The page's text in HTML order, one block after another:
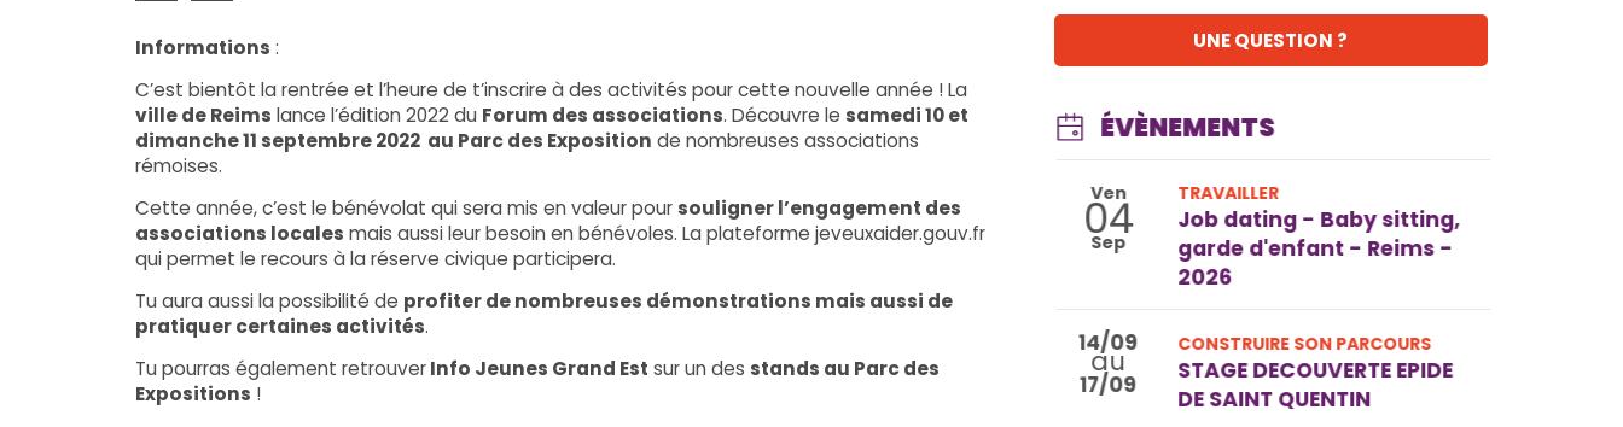
Informations :
C’est bientôt la rentrée et l’heure de t’inscrire à des activités pour cette nouvelle année ! La
ville de Reims lance l’édition 2022 du Forum des associations. Découvre le samedi 10 et
dimanche 11 septembre 2022 au Parc des Exposition de nombreuses associations
rémoises.
Cette année, c’est le bénévolat qui sera mis en valeur pour souligner l’engagement des
associations locales mais aussi leur besoin en bénévoles. La plateforme jeveuxaider.gouv.fr
qui permet le recours à la réserve civique participera.
Tu aura aussi la possibilité de profiter de nombreuses démonstrations mais aussi de
pratiquer certaines activités.
Tu pourras également retrouverInfo Jeunes Grand Est sur un des stands au Parc des
Expositions !
UNE QUESTION ?
ÉVÈNEMENTS
Ven
04
Sep
TRAVAILLER
Job dating - Baby sitting,
garde d'enfant - Reims -
2026
14/09
au
17/09
CONSTRUIRE SON PARCOURS
STAGE DECOUVERTE EPIDE
DE SAINT QUENTIN